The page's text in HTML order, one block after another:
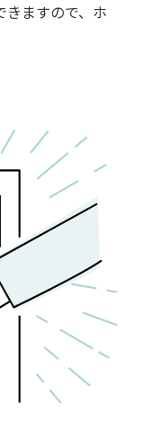
きますので、ホ